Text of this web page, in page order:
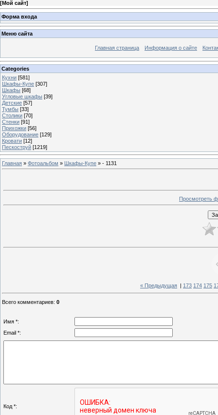
[Мой сайт]
Форма входа
Меню сайта
Главная страница Информация о сайте
Categories
Кухни [581]
Шкафы-Купе [307]
Шкафы [68]
Угловые шкафы [39]
Детские [57]
Тумбы [33]
Столики [70]
Стенки [91]
Прихожки [56]
Оборудование [129]
Кровати [12]
Пескоструй [1219]
Главная » Фотоальбом » Шкафы-Купе » - 1131
Просмотреть
« Предыдущая 173 174 175
Всего комментариев: 0
Имя *:
Email *:
Код *: